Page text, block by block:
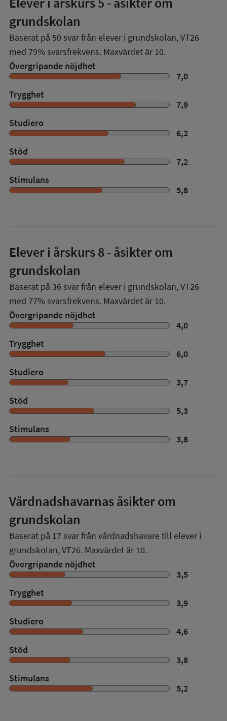
grundskolan
Baserat på 50 svar från elever i grundskolan,VT26
med 79% svarsfrekvens. Maxvärdet är 10.
Övergripande nöjdhet
7,0
Trygghet
7,9
Studiero
6,2
Stöd
7,2
Stimulans
5,8
Elever i årskurs 8- åsikter om
grundskolan
Baserat på 36 svar från elever i grundskolan,VT26
med 77% svarsfrekvens. Maxvärdet är 10.
Övergripande nöjdhet
4,0
Trygghet
6,0
Studiero
3,7
Stöd
5,3
Stimulans
3,8
Vårdnadshavarnas åsikter om
grundskolan
Baserat på 17 svar från vårdnadshavare till elever i
grundskolan,VT26. Maxvärdet är 10.
Övergripande nöjdhet
3,5
Trygghet
3,9
Studiero
4,6
Stöd
3,8
Stimulans
5,2